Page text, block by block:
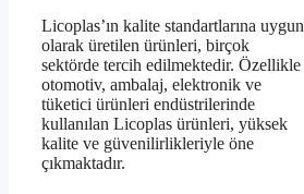
Licoplas’ın kalite standartlarına uygun
olarak üretilen ürünleri, birçok
sektörde tercih edilmektedir. Özellikle
otomotiv, ambalaj, elektronik ve
tüketici ürünleri endüstrilerinde
kullanılan Licoplas ürünleri, yüksek
kalite ve güvenilirlikleriyle öne
çıkmaktadır.